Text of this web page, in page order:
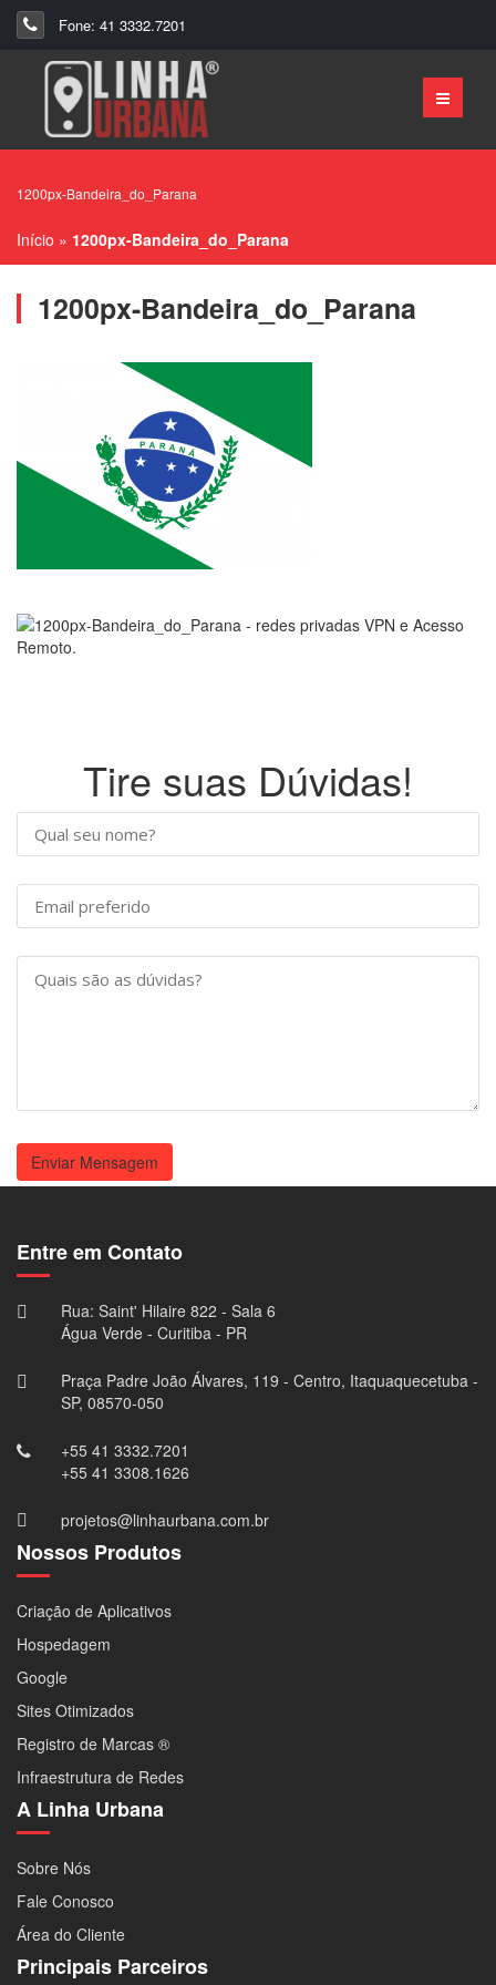
Fone: 41 3332.7201
1200px-Bandeira_do_Parana
Início » 1200px-Bandeira_do_Parana
1200px-Bandeira_do_Parana
Tire suas Dúvidas!
Enviar Mensagem
Entre em Contato
Rua: Saint' Hilaire 822 - Sala 6
Água Verde - Curitiba - PR
Praça Padre João Álvares, 119 - Centro, Itaquaquecetuba -
SP, 08570-050
+55 41 3332.7201
+55 41 3308.1626
projetos@linhaurbana.com.br
Nossos Produtos
Criação de Aplicativos
Hospedagem
Google
Sites Otimizados
Registro de Marcas ®
Infraestrutura de Redes
A Linha Urbana
Sobre Nós
Fale Conosco
Área do Cliente
Principais Parceiros